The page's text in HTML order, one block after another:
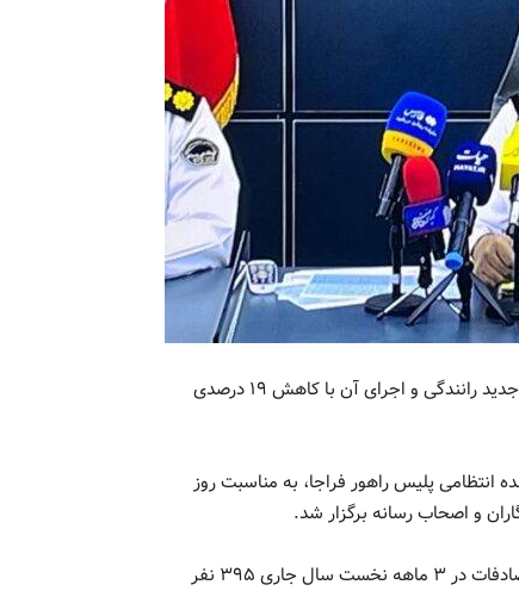
فرمانده انتظامی پلیس راهور فراجا گفت: از زمان وضع شدن جرایم جدید رانندگی و اجرای آن با کاهش ۱۹ درصدی
پلیس راهور فراجا، به مناسبت روز
و اصحاب رسانه برگزار شد.
سردار حسینی در این نشست خبری، اظهار کرد: تعداد جانباختگان تصادفات در ۳ ماهه نخست سال جاری ۳۹۵ نفر